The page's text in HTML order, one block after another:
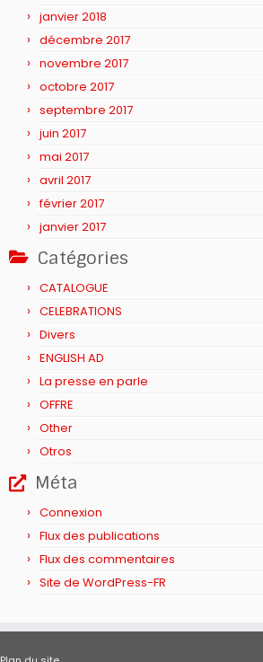
janvier 2018
décembre 2017
novembre 2017
octobre 2017
septembre 2017
juin 2017
mai 2017
avril 2017
février 2017
janvier 2017
Catégories
CATALOGUE
CELEBRATIONS
Divers
ENGLISH AD
La presse en parle
OFFRE
Other
Otros
Méta
Connexion
Flux des publications
Flux des commentaires
Site de WordPress-FR